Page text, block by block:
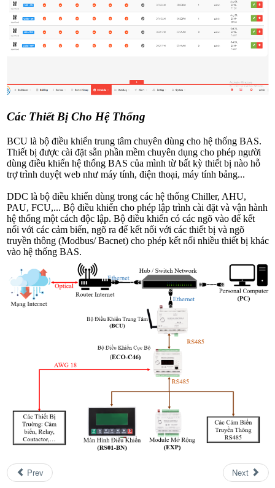
Các Thiết Bị Cho Hệ Thống
BCU là bộ điều khiển trung tâm chuyên dùng cho hệ thống BAS.
Thiết bị được cài đặt sẵn phần mềm chuyên dụng cho phép người
dùng điều khiển hệ thống BAS của mình từ bất kỳ thiết bị nào hỗ
trợ trình duyệt web như máy tính, điện thoại, máy tính bảng...
DDC là bộ điều khiển dùng trong các hệ thống Chiller, AHU,
PAU, FCU,... Bộ điều khiển cho phép lập trình cài đặt và vận hành
hệ thống một cách độc lập. Bộ điều khiển có các ngõ vào để kết
nối với các cảm biến, ngõ ra để kết nối với các thiết bị và ngõ
truyền thông (Modbus/ Bacnet) cho phép kết nối nhiều thiết bị khác
vào hệ thống BAS.
Prev Next